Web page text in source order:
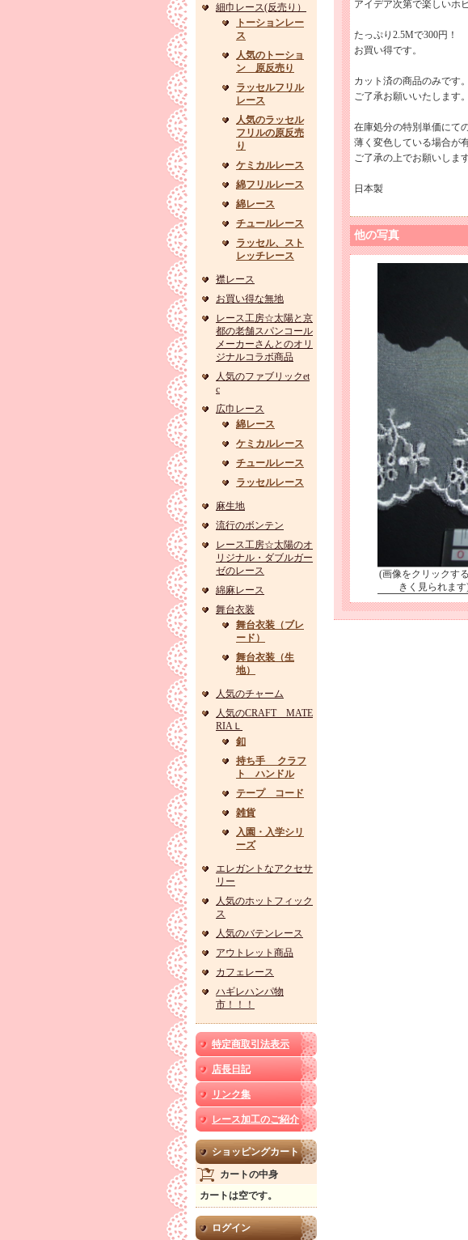
細巾レース(反売り）
トーションレー
ス
人気のトーショ
ン 原反売り
ラッセルフリル
レース
人気のラッセル
フリルの原反売
り
ケミカルレース
綿フリルレース
綿レース
チュールレース
ラッセル、スト
レッチレース
襟レース
お買い得な無地
レース工房☆太陽と京
都の老舗スパンコール
メーカーさんとのオリ
ジナルコラボ商品
人気のファブリックet
c
広巾レース
綿レース
ケミカルレース
チュールレース
ラッセルレース
麻生地
流行のボンテン
レース工房☆太陽のオ
リジナル・ダブルガー
ゼのレース
綿麻レース
舞台衣装
舞台衣装（ブレ
ード）
舞台衣装（生
地）
人気のチャーム
人気のCRAFT MATE
RIAＬ
釦
持ち手 クラフ
ト ハンドル
テープ コード
雑貨
入園・入学シリ
ーズ
エレガントなアクセサ
リー
人気のホットフィック
ス
人気のバテンレース
アウトレット商品
カフェレース
ハギレハンパ物
市！！！
特定商取引法表示
店長日記
リンク集
レース加工のご紹介
ショッピングカート
カートの中身
カートは空です。
ログイン
アイデア次第で楽しいホ
たっぷり2.5Mで300円！
お買い得です。
カット済の商品のみです。
ご了承お願いいたします。
在庫処分の特別単価にて
薄く変色している場合が
ご了承の上でお願いします
日本製
他の写真
(画像をクリックす
きく見られます